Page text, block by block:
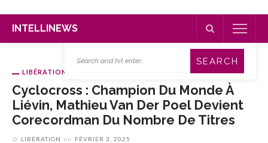
INTELLINEWS
LIBÉRATION
Cyclocross : Champion Du Monde À
Liévin, Mathieu Van Der Poel Devient
Corecordman Du Nombre De Titres
LIBÉRATION on FÉVRIER 3, 2025